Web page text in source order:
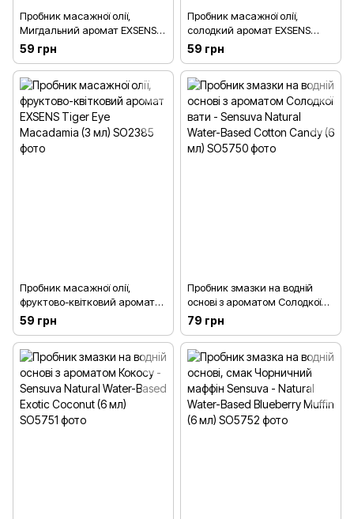
Пробник масажної олії,
Мигдальний аромат EXSENS
Amethyst Sweet Almond (3 мл)
59 грн
Пробник масажної олії,
солодкий аромат EXSENS
Amber Jojoba (3 мл)
59 грн
Пробник масажної олії,
фруктово-квітковий аромат
EXSENS Tiger Eye Macadamia
(3 мл)
59 грн
Пробник змазки на водній
основі з ароматом Солодкої
вати - Sensuva Natural Water-
Based Cotton Candy (6 мл)
79 грн